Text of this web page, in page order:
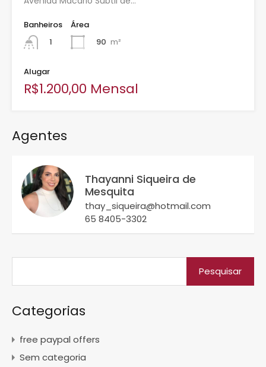
Banheiros
1
Área
90 m²
Alugar
R$1.200,00 Mensal
Agentes
Thayanni Siqueira de
Mesquita
thay_siqueira@hotmail.com
65 8405-3302
Categorias
free paypal offers
Sem categoria